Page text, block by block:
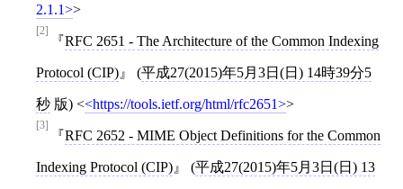
2.1.1 >
[2]
RFC 2651 - The Architecture of the Common Indexing
Protocol (CIP) (平成27(2015)年5月3日(日) 14時39分5
秒 版) < https://tools.ietf.org/html/rfc2651 >
[3]
RFC 2652 - MIME Object Definitions for the Common
Indexing Protocol (CIP) (平成27(2015)年5月3日(日) 13